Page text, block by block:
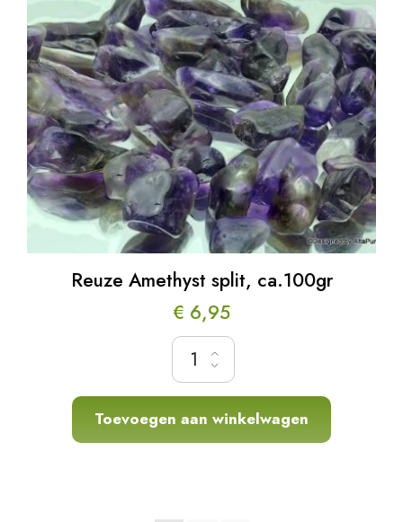
Reuze Amethyst split, ca.100gr
€ 6,95
Reuze Amethyst split, ca.100gr hoeveelheid
Toevoegen aan winkelwagen